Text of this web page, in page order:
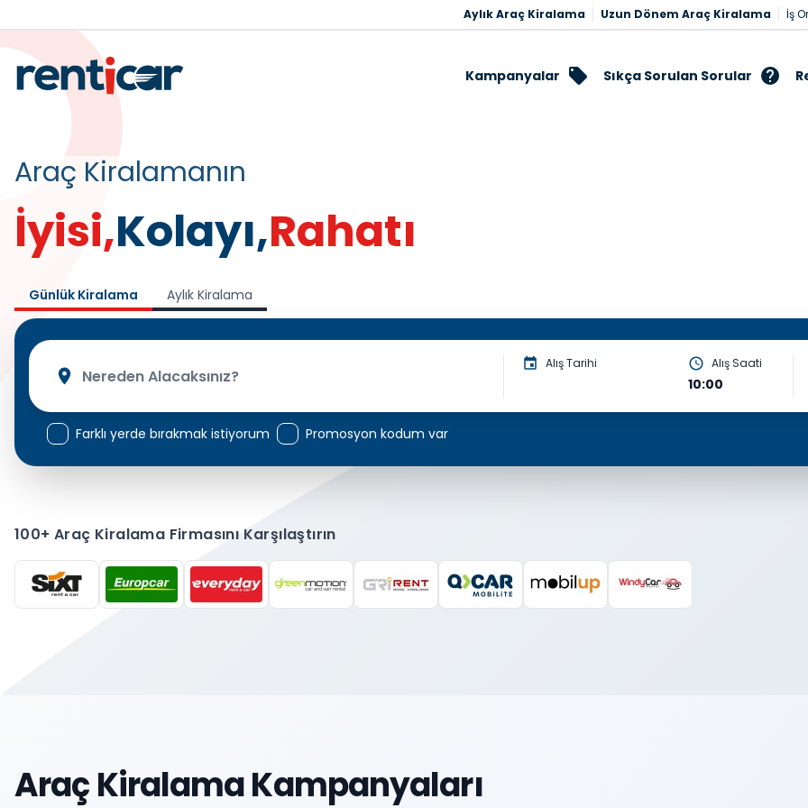
Aylık Araç Kiralama Uzun Dönem Araç Kiralama İş
Kampanyalar Sıkça Sorulan Sorular
Araç Kiralamanın
İyisi,Kolayı,Rahatı
Günlük Kiralama Aylık Kiralama
Alış Tarihi Alış Saati
10:00
Farklı yerde bırakmak istiyorum Promosyon kodum var
100+ Araç Kiralama Firmasını Karşılaştırın
Araç Kiralama Kampanyaları